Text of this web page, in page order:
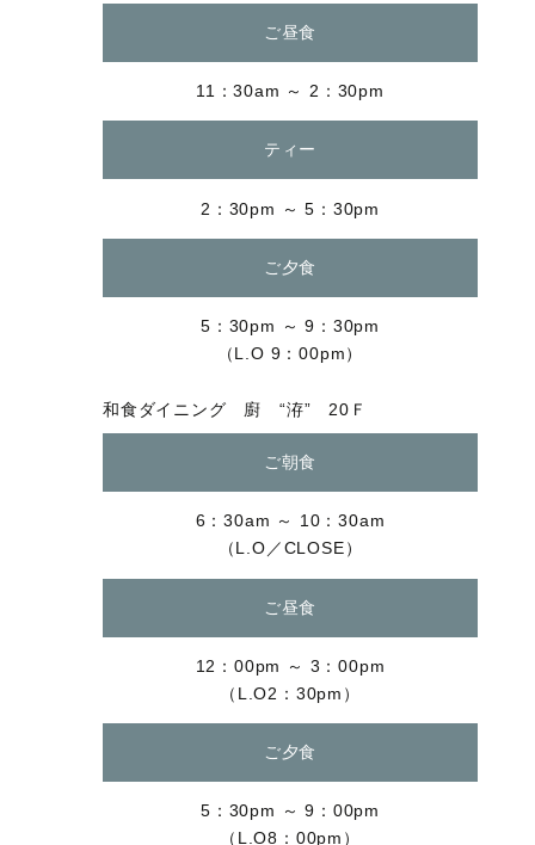
ご昼食
11：30am ～ 2：30pm
ティー
2：30pm ～ 5：30pm
ご夕食
5：30pm ～ 9：30pm
（L.O 9：00pm）
和食ダイニング 廚 “洊” 20Ｆ
ご朝食
6：30am ～ 10：30am
（L.O／CLOSE）
ご昼食
12：00pm ～ 3：00pm
（L.O2：30pm）
ご夕食
5：30pm ～ 9：00pm
（L.O8：00pm）